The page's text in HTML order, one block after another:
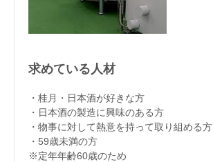
求めている人材
・桂月・日本酒が好きな方
・日本酒の製造に興味のある方
・物事に対して熱意を持って取り組める方
・59歳未満の方
※定年年齢60歳のため